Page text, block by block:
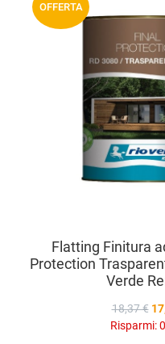
Aggiungi acompara prodotti
OFFERTA
Flatting Finitura
Protection
Verde
18,37 €
Risparmi: